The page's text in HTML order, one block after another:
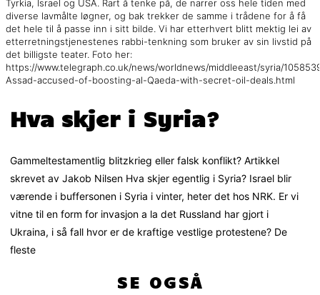
Tyrkia, Israel og USA. Rart å tenke på, de narrer oss hele tiden med
diverse lavmålte løgner, og bak trekker de samme i trådene for å få
det hele til å passe inn i sitt bilde. Vi har etterhvert blitt mektig lei av
etterretningstjenestenes rabbi-tenkning som bruker av sin livstid på
det billigste teater. Foto her:
https://www.telegraph.co.uk/news/worldnews/middleeast/syria/
Assad-accused-of-boosting-al-Qaeda-with-secret-oil-deals.html
Hva skjer i Syria?
Gammeltestamentlig blitzkrieg eller falsk konflikt? Artikkel
skrevet av Jakob Nilsen Hva skjer egentlig i Syria? Israel blir
værende i buffersonen i Syria i vinter, heter det hos NRK. Er vi
vitne til en form for invasjon a la det Russland har gjort i
Ukraina, i så fall hvor er de kraftige vestlige protestene? De
fleste
SE OGSÅ